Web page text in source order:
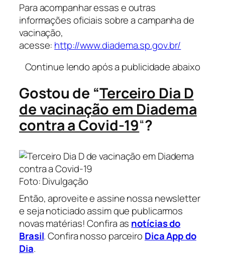
Para acompanhar essas e outras
informações oficiais sobre a campanha de
vacinação,
acesse: http://www.diadema.sp.gov.br/
Continue lendo após a publicidade abaixo
Gostou de “Terceiro Dia D
de vacinação em Diadema
contra a Covid-19“?
Foto: Divulgação
Então, aproveite e assine nossa newsletter
e seja noticiado assim que publicarmos
novas matérias! Confira as notícias do
Brasil. Confira nosso parceiro Dica App do
Dia.